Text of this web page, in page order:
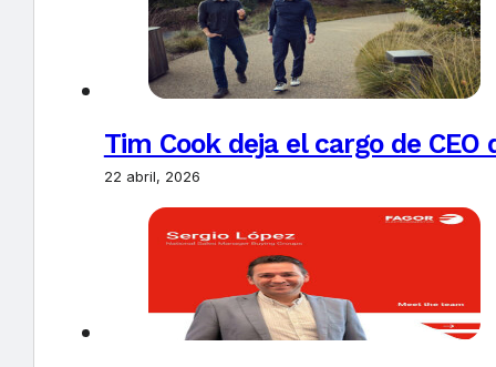
Tim Cook deja el cargo de
22 abril, 2026